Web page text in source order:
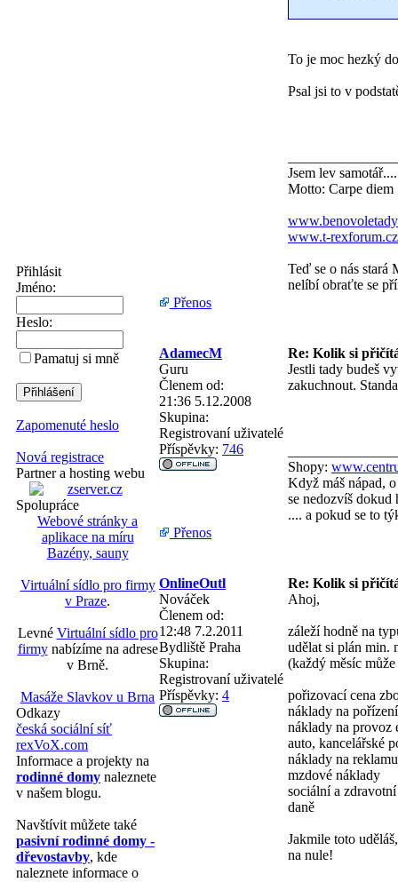
Přihlásit
Jméno:
Heslo:
Pamatuj si mně
Zapomenuté heslo
Nová registrace
Partner a hosting webu
Spolupráce
Webové stránky a
aplikace na míru
Bazény, sauny
Virtuální sídlo pro firmy
v Praze.
Levné Virtuální sídlo pro
firmynabízíme na adrese
v Brně.
Masáže Slavkov u Brna
Odkazy
česká sociální síť
rexVoX.com
Informace a projekty na
rodinné domy naleznete
v našem blogu.
Navštívit můžete také
pasivní rodinné domy -
dřevostavby, kde
naleznete informace o
To je moc hezký
Psal jsi to v
Jsem lev
Motto: Carpe diem
www.t-rexforum.cz
Teď se o nás stará
nelíbí obraťte se
Přenos
AdamecM
Re: Kolik si
Guru
Členem od:
21:36 5.12.2008
Skupina:
Registrovaní uživatelé
Příspěvky: 746
Jestli tady budeš
zakuchnout.
Shopy:
Když máš nápad,
se nedozvíš dokud
.... a pokud se to
Přenos
OnlineOutl
Re: Kolik si
Nováček
Členem od:
12:48 7.2.2011
Bydliště Praha
Skupina:
Registrovaní uživatelé
Příspěvky: 4
Ahoj,
záleží hodně na
udělat si plán min.
(každý měsíc
pořizovací cena
náklady na
náklady na provoz
auto, kancelářské
náklady na reklamu
mzdové náklady
sociální a
daně
Jakmile toto
na nule!